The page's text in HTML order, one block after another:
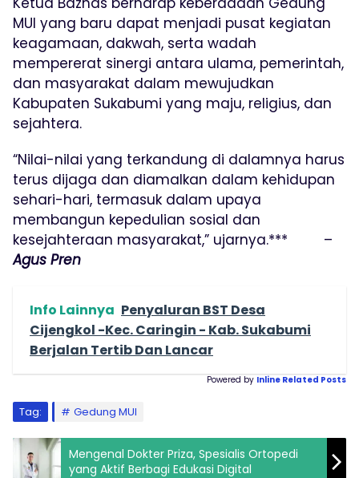
MUI yang baru dapat menjadi pusat kegiatan
keagamaan, dakwah, serta wadah
mempererat sinergi antara ulama, pemerintah,
dan masyarakat dalam mewujudkan
Kabupaten Sukabumi yang maju, religius, dan
sejahtera.
“Nilai-nilai yang terkandung di dalamnya harus
terus dijaga dan diamalkan dalam kehidupan
sehari-hari, termasuk dalam upaya
membangun kepedulian sosial dan
kesejahteraan masyarakat,” ujarnya.*** –
Agus Pren
Info Lainnya Penyaluran BST Desa
Cijengkol -Kec. Caringin - Kab. Sukabumi
Berjalan Tertib Dan Lancar
Powered by Inline Related Posts
Tag: Gedung MUI
Mengenal Dokter Priza, Spesialis Ortopedi
yang Aktif Berbagi Edukasi Digital